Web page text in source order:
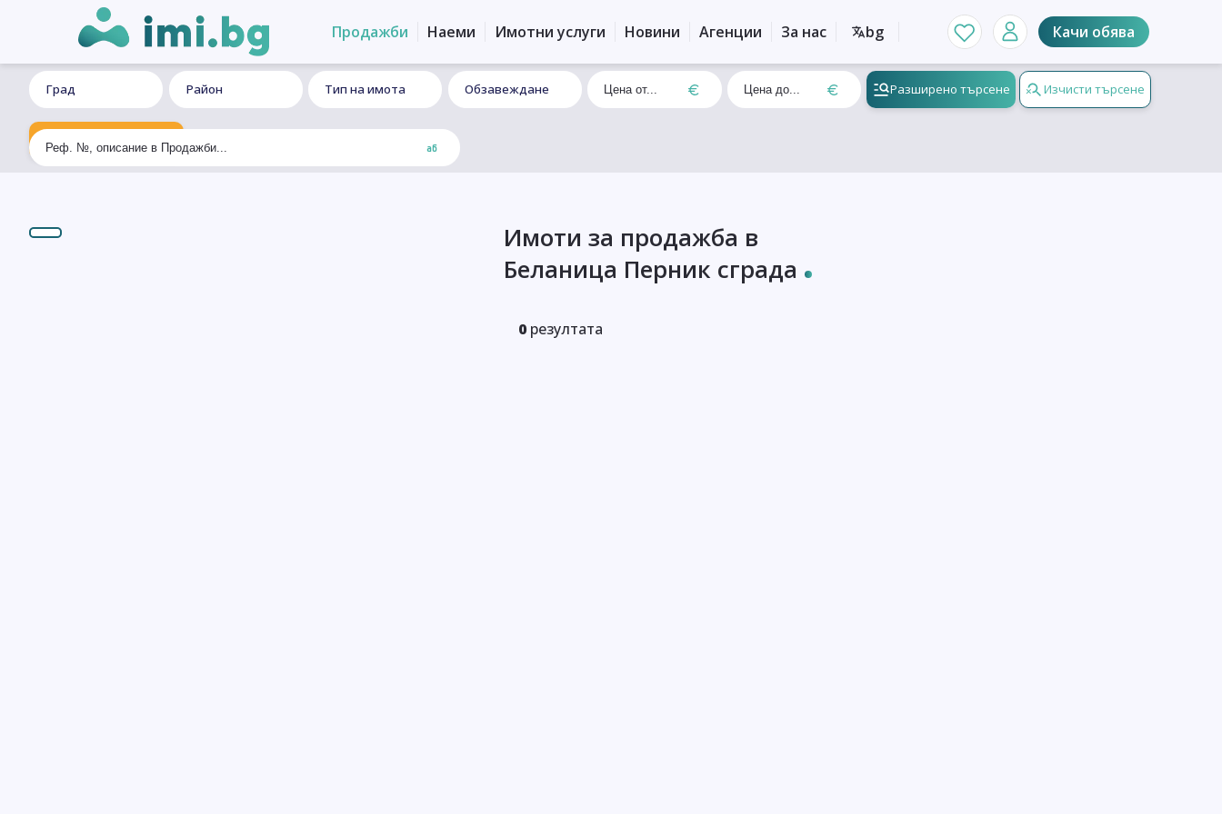
Продажби Наеми Имотни услуги Новини Агенции За нас bg Качи обява
Град Район Тип на имота Обзавеждане Разширено търсене Изчисти търсене
Ексклузивно търсене
Имоти за продажба в
Беланица Перник сграда
0 резултата